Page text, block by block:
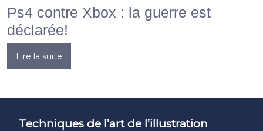
Ps4 contre Xbox : la guerre est
déclarée!
Lire la suite
Techniques de l’art de l’illustration